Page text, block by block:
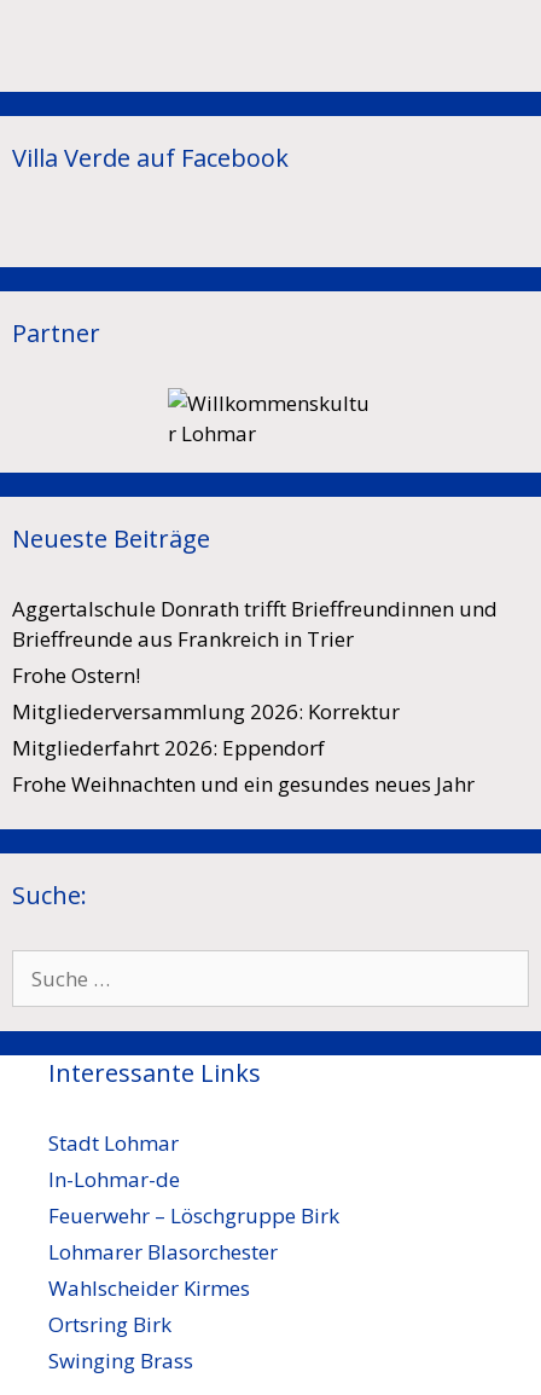
Villa Verde auf Facebook
Partner
Neueste Beiträge
Aggertalschule Donrath trifft Brieffreundinnen und
Brieffreunde aus Frankreich in Trier
Frohe Ostern!
Mitgliederversammlung 2026: Korrektur
Mitgliederfahrt 2026: Eppendorf
Frohe Weihnachten und ein gesundes neues Jahr
Suche:
nach:
Interessante Links
Stadt Lohmar
In-Lohmar-de
Feuerwehr – Löschgruppe Birk
Lohmarer Blasorchester
Wahlscheider Kirmes
Ortsring Birk
Swinging Brass